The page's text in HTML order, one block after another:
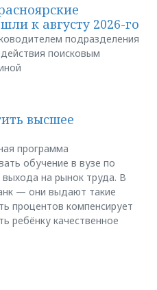
к августу 2026-го
подразделения
поисковым
высшее
программа
обучение в вузе по
на рынок труда. В
— они выдают такие
процентов компенсирует
ребёнку качественное